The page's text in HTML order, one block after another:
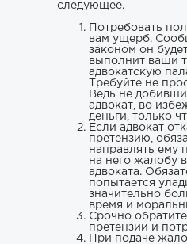
следующее.
Потребовать
вам ущерб.
законом он
выполнит ваши
адвокатскую
Требуйте не
Ведь не
адвокат, во
деньги, только
Если адвокат
претензию,
направлять ему
на него жалобу
адвоката.
попытается
значительно
время и
Срочно
претензии и
При подаче